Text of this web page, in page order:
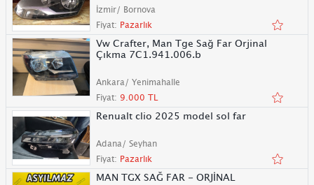
İzmir/ Bornova
Fiyat: Pazarlık
Vw Crafter, Man Tge Sağ Far Orjinal
Çıkma 7C1.941.006.b
Ankara/ Yenimahalle
Fiyat: 9.000 TL
Renualt clio 2025 model sol far
Adana/ Seyhan
Fiyat: Pazarlık
MAN TGX SAĞ FAR - ORJİNAL